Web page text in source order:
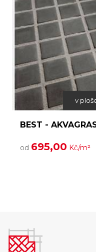
v
BEST -
od 695,00 Kč/m²